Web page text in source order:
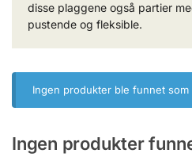
disse plaggene også partier
pustende og fleksible.
Ingen produkter ble funnet som
Ingen produkter